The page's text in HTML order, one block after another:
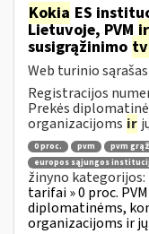
Kokia ES
Lietuvoje, PVM ir
susigrąžinimo
Web turinio sąrašas
Registracijos
Prekės
organizacijoms ir
0 proc. pvm pvm
europos sąjungos
žinyno kategorijos:
tarifai » 0 proc.
diplomatinėms,
organizacijoms ir jų